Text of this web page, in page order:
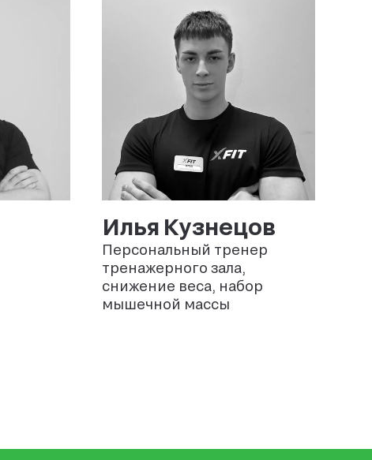
Илья Кузнецов
Персональный тренер
тренажерного зала,
снижение веса, набор
мышечной массы